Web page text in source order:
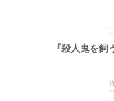
←
『殺人鬼を飼